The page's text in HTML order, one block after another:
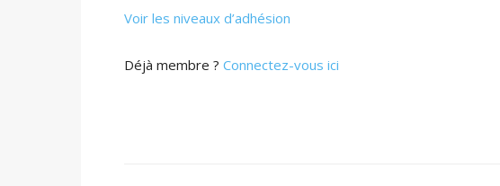
Voir les niveaux d’adhésion
Déjà membre ? Connectez-vous ici